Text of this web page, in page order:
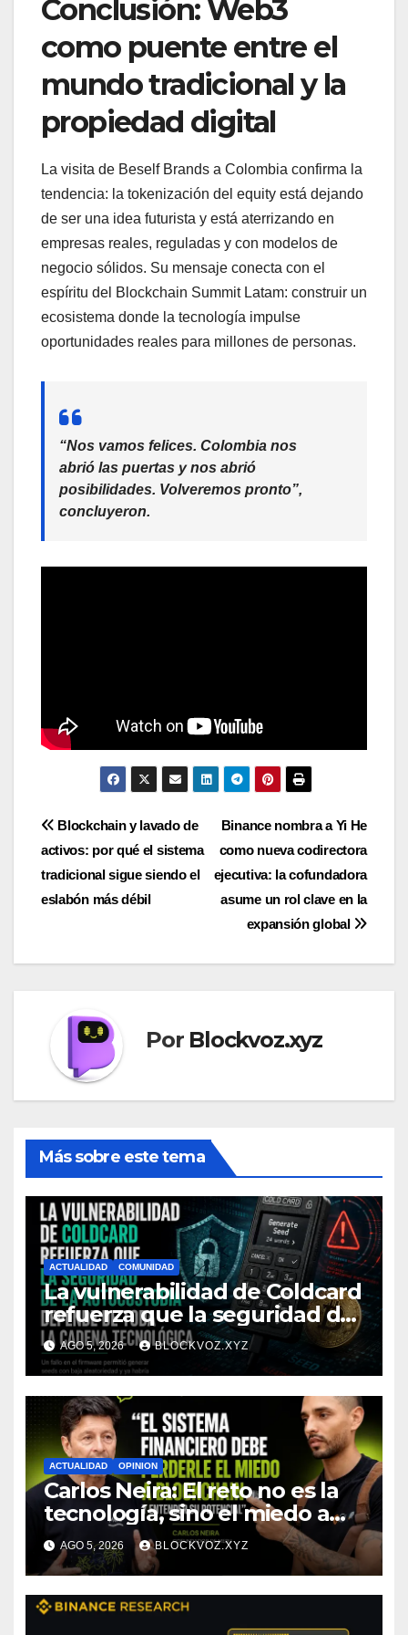
Conclusión: Web3
como puente entre el
mundo tradicional y la
propiedad digital
La visita de Beself Brands a Colombia confirma la
tendencia: la tokenización del equity está dejando
de ser una idea futurista y está aterrizando en
empresas reales, reguladas y con modelos de
negocio sólidos. Su mensaje conecta con el
espíritu del Blockchain Summit Latam: construir un
ecosistema donde la tecnología impulse
oportunidades reales para millones de personas.
“Nos vamos felices. Colombia nos
abrió las puertas y nos abrió
posibilidades. Volveremos pronto”,
concluyeron.
Navegación
de
entradas
Binance nombra a Yi He
como nueva codirectora
ejecutiva: la cofundadora
asume un rol clave en la
expansión global
Blockchain y lavado de
activos: por qué el sistema
tradicional sigue siendo el
eslabón más débil
Por Blockvoz.xyz
Más sobre este tema
ACTUALIDAD COMUNIDAD
La vulnerabilidad de Coldcard
refuerza que la seguridad de
la autocustodia depende de
toda la cadena tecnológica,
afirma CoinEx Research
AGO 5, 2026 BLOCKVOZ.XYZ
ACTUALIDAD OPINION
Carlos Neira: El reto no es la
tecnología, sino el miedo a
entenderla
AGO 5, 2026 BLOCKVOZ.XYZ